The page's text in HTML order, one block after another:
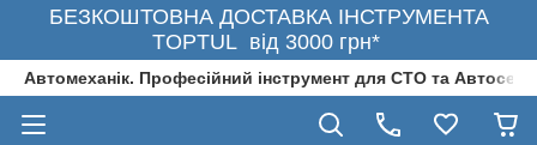
БЕЗКОШТОВНА ДОСТАВКА ІНСТРУМЕНТА
TOPTUL від 3000 грн*
Автомеханік. Професійний інструмент для СТО та